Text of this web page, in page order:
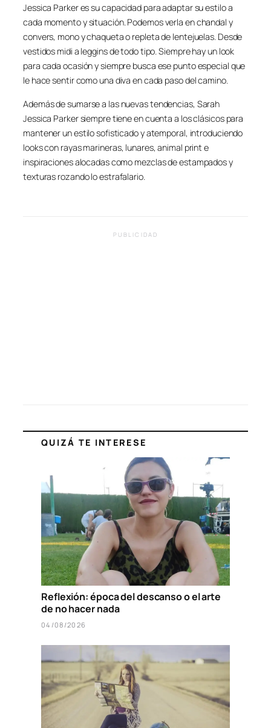
Jessica Parker es su capacidad para adaptar su estilo a
cada momento y situación. Podemos verla en chandal y
convers, mono y chaqueta o repleta de lentejuelas. Desde
vestidos midi a leggins de todo tipo. Siempre hay un look
para cada ocasión y siempre busca ese punto especial que
le hace sentir como una diva en cada paso del camino.
Además de sumarse a las nuevas tendencias, Sarah
Jessica Parker siempre tiene en cuenta a los clásicos para
mantener un estilo sofisticado y atemporal, introduciendo
looks con rayas marineras, lunares, animal print e
inspiraciones alocadas como mezclas de estampados y
texturas rozando lo estrafalario.
PUBLICIDAD
QUIZÁ TE INTERESE
Reflexión: época del descanso o el arte
de no hacer nada
04/08/2026